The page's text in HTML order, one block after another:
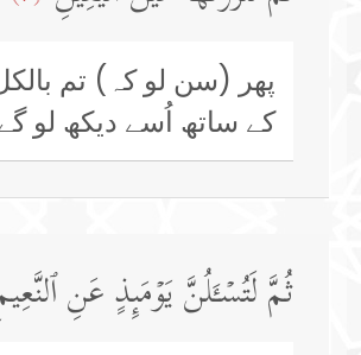
پھر (سن لو کہ) تم
کے ساتھ اُسے دیکھ لو
ثُمَّ لَتُسۡـَٔلُنَّ یَوۡمَىِٕذٍ عَنِ